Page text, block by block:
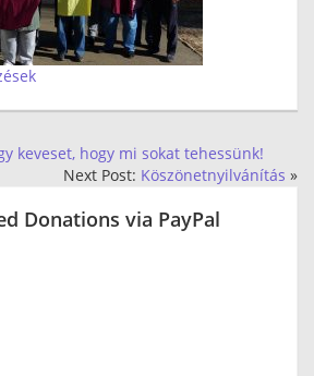
keveset, hogy mi sokat tehessünk!
Next Post: Köszönetnyilvánítás »
Donations via PayPal